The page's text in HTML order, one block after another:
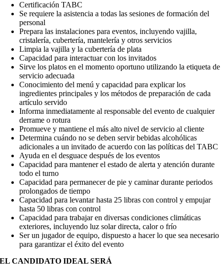
Certificación TABC
Se requiere la asistencia a todas las sesiones de formación del
personal
Prepara las instalaciones para eventos, incluyendo vajilla,
cristalería, cubertería, mantelería y otros servicios
Limpia la vajilla y la cubertería de plata
Capacidad para interactuar con los invitados
Sirve los platos en el momento oportuno utilizando la etiqueta de
servicio adecuada
Conocimiento del menú y capacidad para explicar los
ingredientes principales y los métodos de preparación de cada
artículo servido
Informa inmediatamente al responsable del evento de cualquier
derrame o rotura
Promueve y mantiene el más alto nivel de servicio al cliente
Determina cuándo no se deben servir bebidas alcohólicas
adicionales a un invitado de acuerdo con las políticas del TABC
Ayuda en el desguace después de los eventos
Capacidad para mantener el estado de alerta y atención durante
todo el turno
Capacidad para permanecer de pie y caminar durante periodos
prolongados de tiempo
Capacidad para levantar hasta 25 libras con control y empujar
hasta 50 libras con control
Capacidad para trabajar en diversas condiciones climáticas
exteriores, incluyendo luz solar directa, calor o frío
Ser un jugador de equipo, dispuesto a hacer lo que sea necesario
para garantizar el éxito del evento
EL CANDIDATO IDEAL SERÁ